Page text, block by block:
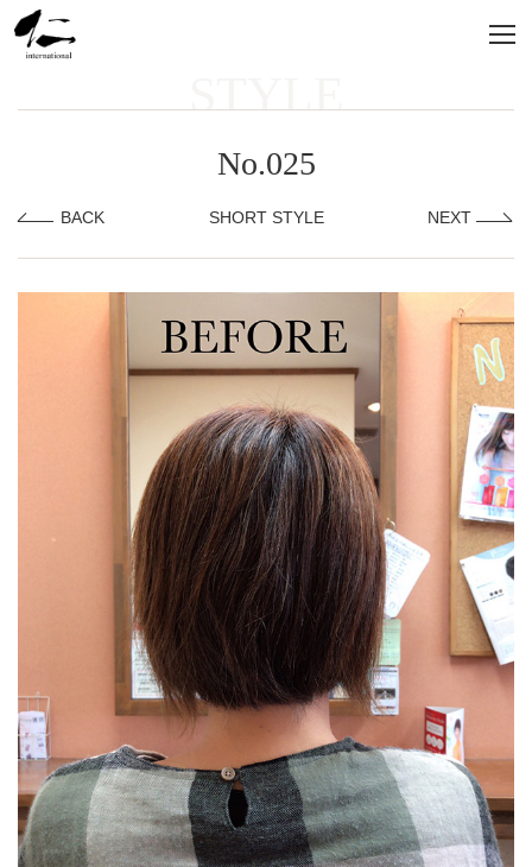
STYLE
No.025
BACK SHORT STYLE NEXT